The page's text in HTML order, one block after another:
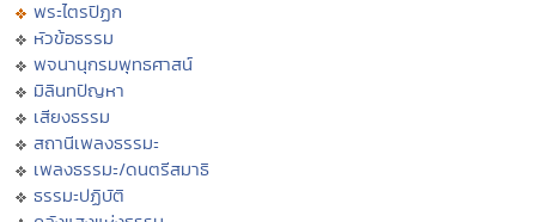
พระไตรปิฏก
หัวข้อธรรม
พจนานุกรมพุทธศาสน์
มิลินทปัญหา
เสียงธรรม
สถานีเพลงธรรมะ
เพลงธรรมะ/ดนตรีสมาธิ
ธรรมะปฏิบัติ